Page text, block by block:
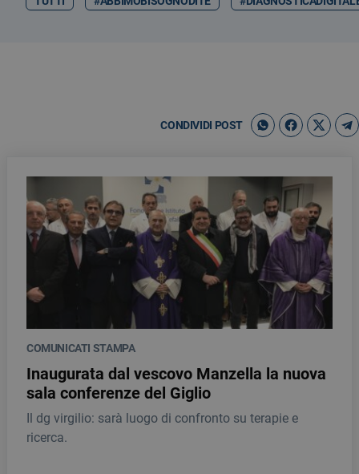
CONDIVIDI POST
COMUNICATI STAMPA
Inaugurata dal vescovo Manzella la nuova
sala conferenze del Giglio
Il dg virgilio: sarà luogo di confronto su terapie e
ricerca.